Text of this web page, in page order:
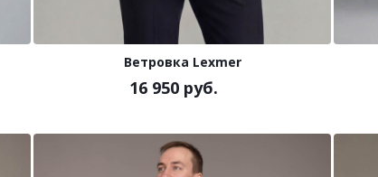
Ветровка Lexmer
16 950 руб.